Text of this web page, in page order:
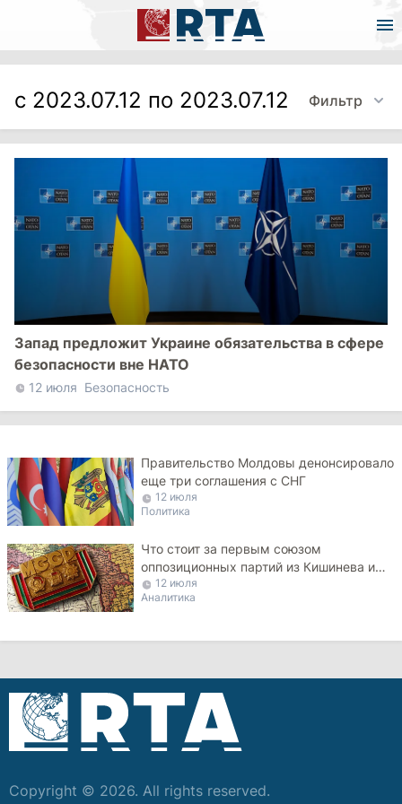
с 2023.07.12 по 2023.07.12 Фильтр
Запад предложит Украине обязательства в сфере
безопасности вне НАТО
12 июля Безопасность
Правительство Молдовы денонсировало
еще три соглашения с СНГ
12 июля
Политика
Что стоит за первым союзом
оппозиционных партий из Кишинева и
Тирасполя
12 июля
Аналитика
Copyright © 2026. All rights reserved.